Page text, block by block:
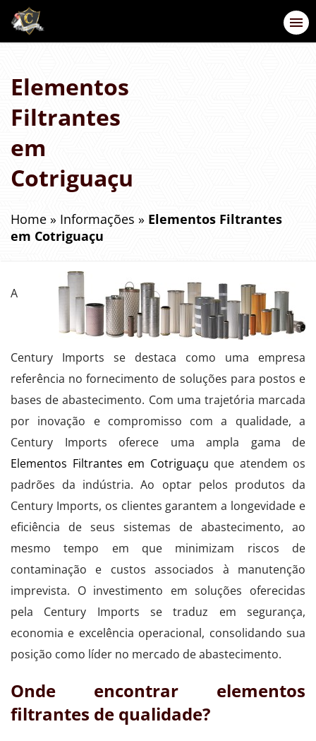
Elementos
Filtrantes
em
Cotriguaçu
Home » Informações » Elementos Filtrantes
em Cotriguaçu
A
Century Imports se destaca como uma empresa
referência no fornecimento de soluções para postos e
bases de abastecimento. Com uma trajetória marcada
por inovação e compromisso com a qualidade, a
Century Imports oferece uma ampla gama de
Elementos Filtrantes em Cotriguaçu que atendem os
padrões da indústria. Ao optar pelos produtos da
Century Imports, os clientes garantem a longevidade e
eficiência de seus sistemas de abastecimento, ao
mesmo tempo em que minimizam riscos de
contaminação e custos associados à manutenção
imprevista. O investimento em soluções oferecidas
pela Century Imports se traduz em segurança,
economia e excelência operacional, consolidando sua
posição como líder no mercado de abastecimento.
Onde encontrar elementos
filtrantes de qualidade?